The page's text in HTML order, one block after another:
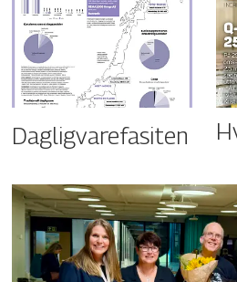
Dagligvarefasiten